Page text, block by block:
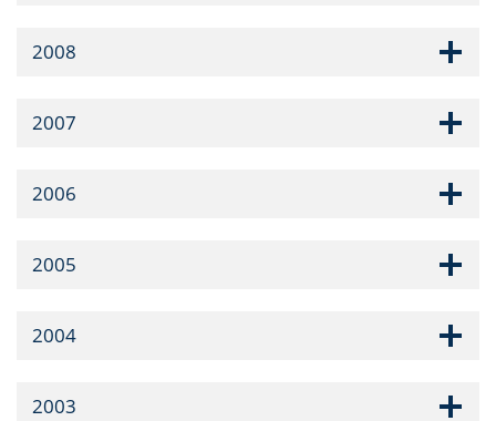
2008
2007
2006
2005
2004
2003